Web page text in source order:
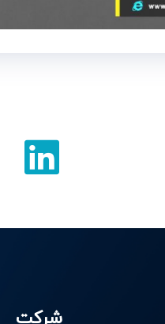
شرکت